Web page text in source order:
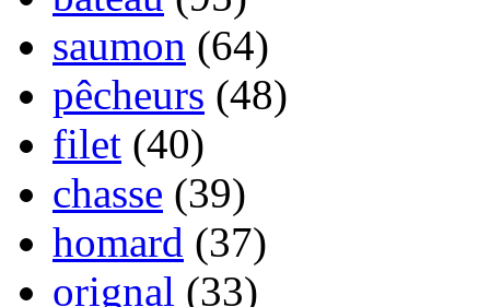
saumon (64)
pêcheurs (48)
filet (40)
chasse (39)
homard (37)
orignal (33)